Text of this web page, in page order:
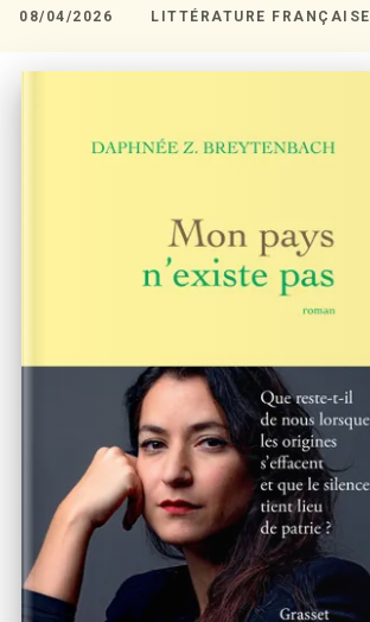
08/04/2026 LITTÉRATURE FRANÇAISE